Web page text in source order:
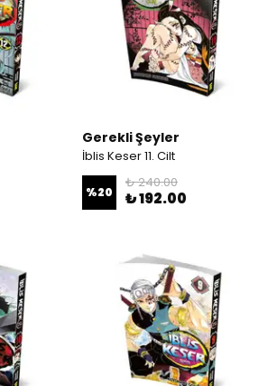
Gerekli Şeyler
İblis Keser 11. Cilt
%20
₺ 240.00
₺ 192.00